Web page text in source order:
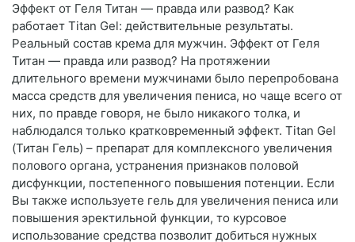
Эффект от Геля Титан — правда или развод? Как
работает Titan Gel: действительные результаты.
Реальный состав крема для мужчин. Эффект от Геля
Титан — правда или развод? На протяжении
длительного времени мужчинами было перепробована
масса средств для увеличения пениса, но чаще всего от
них, по правде говоря, не было никакого толка, и
наблюдался только кратковременный эффект. Titan Gel
(Титан Гель) – препарат для комплексного увеличения
полового органа, устранения признаков половой
дисфункции, постепенного повышения потенции. Если
Вы также используете гель для увеличения пениса или
повышения эректильной функции, то курсовое
использование средства позволит добиться нужных